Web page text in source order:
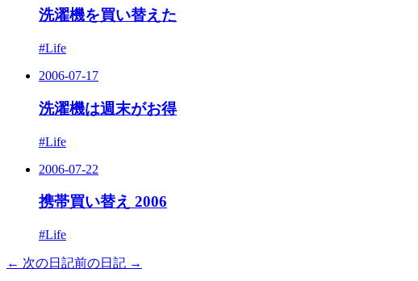
洗濯機を買い替えた
#Life
2006-07-17
洗濯機は週末がお得
#Life
2006-07-22
携帯買い替え 2006
#Life
← 次の日記前の日記 →